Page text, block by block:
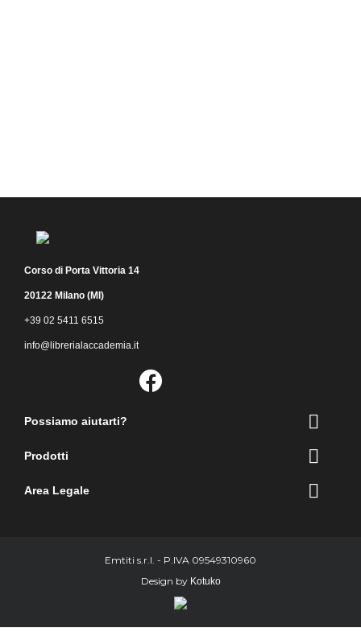
Corso di Porta Vittoria 14
20122 Milano (MI)
+39 02 5411 6515
info@librerialaccademia.it
Possiamo aiutarti? 
Prodotti 
Area Legale 
Emtiti s.r.l. - P.IVA 09549310960
Design by Kotuko